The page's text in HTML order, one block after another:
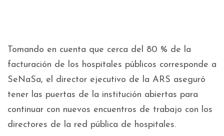
Tomando en cuenta que cerca del 80 % de la
facturación de los hospitales públicos corresponde a
SeNaSa, el director ejecutivo de la ARS aseguró
tener las puertas de la institución abiertas para
continuar con nuevos encuentros de trabajo con los
directores de la red pública de hospitales.